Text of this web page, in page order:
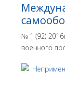
№ 1 (92)
военного